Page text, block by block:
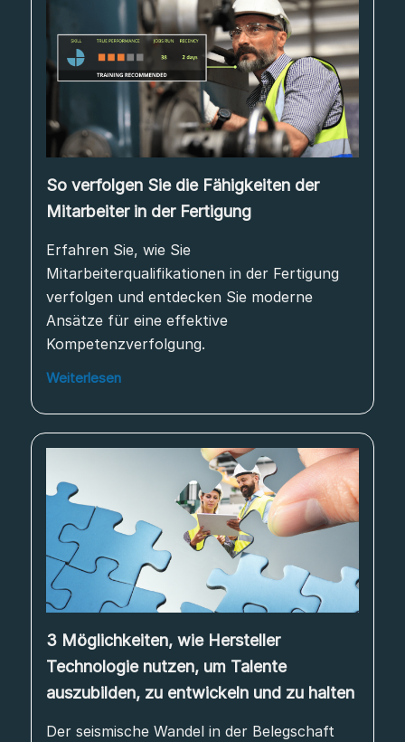
So verfolgen Sie die Fähigkeiten der
Mitarbeiter in der Fertigung
Erfahren Sie, wie Sie
Mitarbeiterqualifikationen in der Fertigung
verfolgen und entdecken Sie moderne
Ansätze für eine effektive
Kompetenzverfolgung.
Weiterlesen
3 Möglichkeiten, wie Hersteller
Technologie nutzen, um Talente
auszubilden, zu entwickeln und zu halten
Der seismische Wandel in der Belegschaft